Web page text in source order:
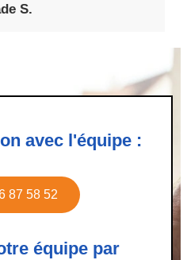
S.
avec l'équipe :
87 58 52
équipe par